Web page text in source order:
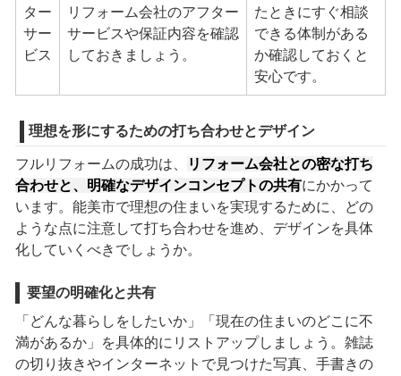
ター
サー
ビス
リフォーム会社のアフター
サービスや保証内容を確認
しておきましょう。
たときにすぐ相談
できる体制がある
か確認しておくと
安心です。
理想を形にするための打ち合わせとデザイン
フルリフォームの成功は、
リフォーム会社との密な打ち
合わせと、明確なデザインコンセプトの共有にかかって
います。能美市で理想の住まいを実現するために、どの
ような点に注意して打ち合わせを進め、デザインを具体
化していくべきでしょうか。
要望の明確化と共有
「どんな暮らしをしたいか」「現在の住まいのどこに不
満があるか」を具体的にリストアップしましょう。雑誌
の切り抜きやインターネットで見つけた写真、手書きの